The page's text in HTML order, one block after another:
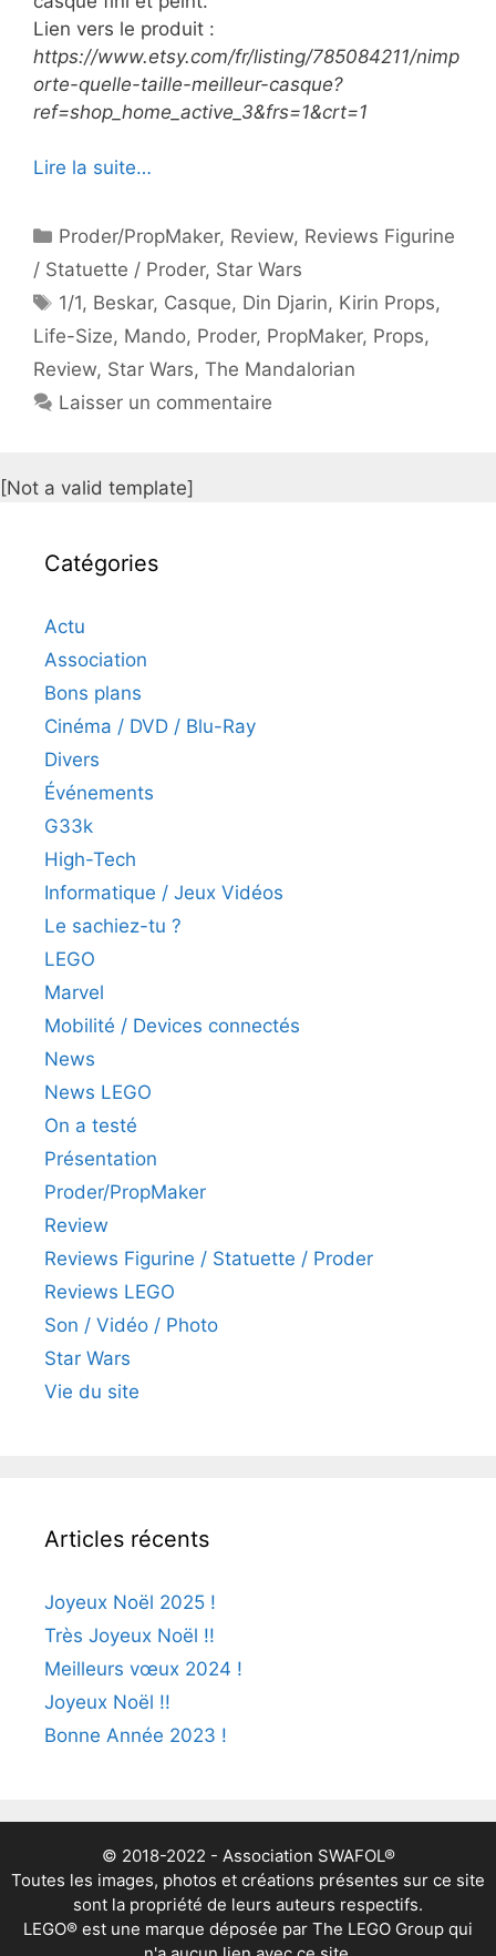
Lien vers le produit :
https://www.etsy.com/fr/listing/785084211/nimp
orte-quelle-taille-meilleur-casque?
ref=shop_home_active_3&frs=1&crt=1
Lire la suite…
Catégories
Proder/PropMaker, Review, Reviews Figurine
/ Statuette / Proder, Star Wars
Étiquettes
1/1, Beskar, Casque, Din Djarin, Kirin Props,
Life-Size, Mando, Proder, PropMaker, Props,
Review, Star Wars, The Mandalorian
Laisser un commentaire
[Not a valid template]
Catégories
Actu
Association
Bons plans
Cinéma / DVD / Blu-Ray
Divers
Événements
G33k
High-Tech
Informatique / Jeux Vidéos
Le sachiez-tu ?
LEGO
Marvel
Mobilité / Devices connectés
News
News LEGO
On a testé
Présentation
Proder/PropMaker
Review
Reviews Figurine / Statuette / Proder
Reviews LEGO
Son / Vidéo / Photo
Star Wars
Vie du site
Articles récents
Joyeux Noël 2025 !
Très Joyeux Noël !!
Meilleurs vœux 2024 !
Joyeux Noël !!
Bonne Année 2023 !
© 2018-2022 - Association SWAFOL®
Toutes les images, photos et créations présentes sur ce site
sont la propriété de leurs auteurs respectifs.
LEGO® est une marque déposée par The LEGO Group qui